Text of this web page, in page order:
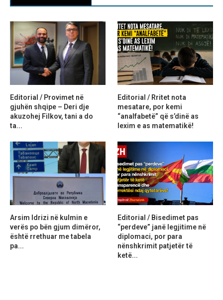
Editorial / Provimet në
gjuhën shqipe – Deri dje
akuzohej Filkov, tani a do
ta...
Editorial / Rritet nota
mesatare, por kemi
“analfabetë” që s’dinë as
lexim e as matematikë!
Arsim Idrizi në kulmin e
verës po bën gjum dimëror,
është rrethuar me tabela
pa...
Editorial / Bisedimet pas
“perdeve” janë legjitime në
diplomaci, por para
nënshkrimit patjetër të
ketë...